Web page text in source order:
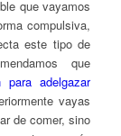
que vayamos
compulsiva,
este tipo de
que
adelgazar
vayas
de comer, sino